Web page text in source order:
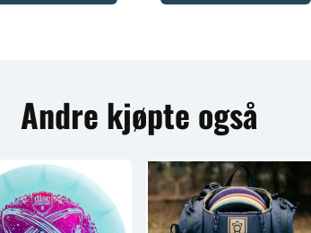
Andre kjøpte også